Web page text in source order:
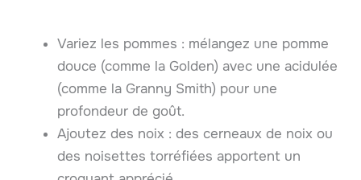
Variez les pommes : mélangez une pomme
douce (comme la Golden) avec une acidulée
(comme la Granny Smith) pour une
profondeur de goût.
Ajoutez des noix : des cerneaux de noix ou
des noisettes torréfiées apportent un